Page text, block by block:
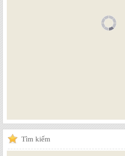
Tìm kiếm